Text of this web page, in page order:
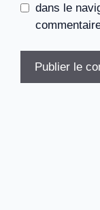
dans le